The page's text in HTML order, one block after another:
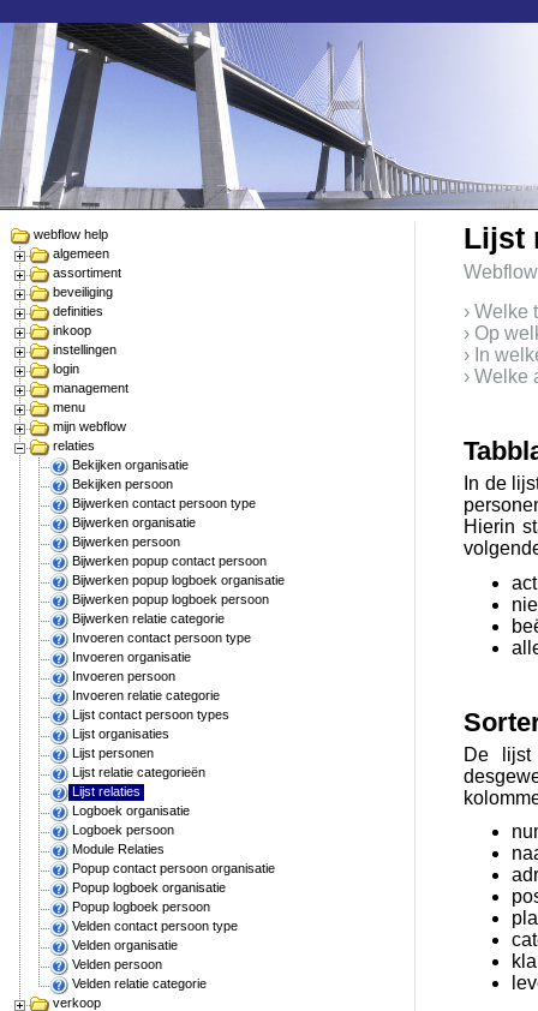
webflow help
algemeen
assortiment
beveiliging
definities
inkoop
instellingen
login
management
menu
mijn webflow
relaties
Bekijken organisatie
Bekijken persoon
Bijwerken contact persoon type
Bijwerken organisatie
Bijwerken persoon
Bijwerken popup contact persoon
Bijwerken popup logboek organisatie
Bijwerken popup logboek persoon
Bijwerken relatie categorie
Invoeren contact persoon type
Invoeren organisatie
Invoeren persoon
Invoeren relatie categorie
Lijst contact persoon types
Lijst organisaties
Lijst personen
Lijst relatie categorieën
Lijst relaties
Logboek organisatie
Logboek persoon
Module Relaties
Popup contact persoon organisatie
Popup logboek organisatie
Popup logboek persoon
Velden contact persoon type
Velden organisatie
Velden persoon
Velden relatie categorie
verkoop
Lijst
Webflow
› Welke
› Op
› In
› Welke
In de
Hierin
De lijst